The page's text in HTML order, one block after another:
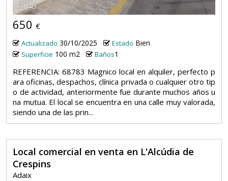
40
650 €
Actualizado 30/10/2025 Estado Bien
Superficie 100 m2 Baños1
REFERENCIA: 68783 Magnico local en alquiler, perfecto p
ara oficinas, despachos, clínica privada o cualquier otro tip
o de actividad, anteriormente fue durante muchos años u
na mutua. El local se encuentra en una calle muy valorada,
siendo una de las prin...
Local comercial en venta en L'Alcúdia de
Crespins
Adaix